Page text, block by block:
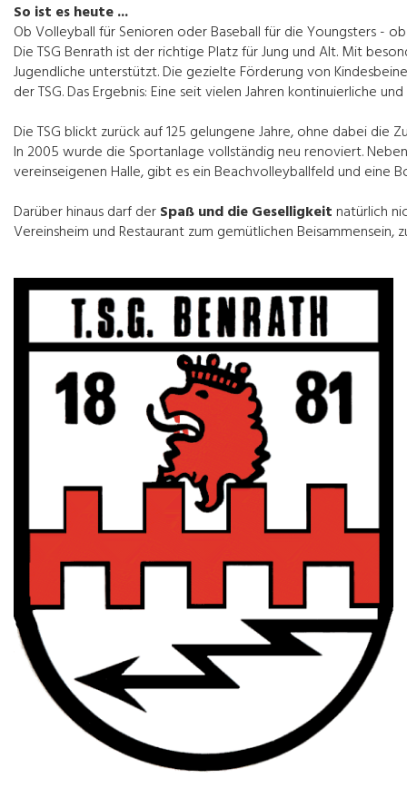
So ist es heute ...
Ob Volleyball für Senioren oder Baseball für die Youngsters -
Die TSG Benrath ist der richtige Platz für Jung und Alt. Mit
Jugendliche unterstützt. Die gezielte Förderung von
der TSG. Das Ergebnis: Eine seit vielen Jahren kontinuierliche
Die TSG blickt zurück auf 125 gelungene Jahre, ohne dabei die
In 2005 wurde die Sportanlage vollständig neu renoviert.
vereinseigenen Halle, gibt es ein Beachvolleyballfeld und eine
Darüber hinaus darf derSpaß und die Geselligkeit natürlich
Vereinsheim und Restaurantzum gemütlichen Beisammensein,